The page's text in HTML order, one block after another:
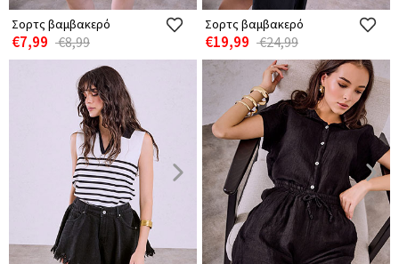
Σορτς βαμβακερό
€7,99 €8,99
Σορτς βαμβακερό
€19,99 €24,99